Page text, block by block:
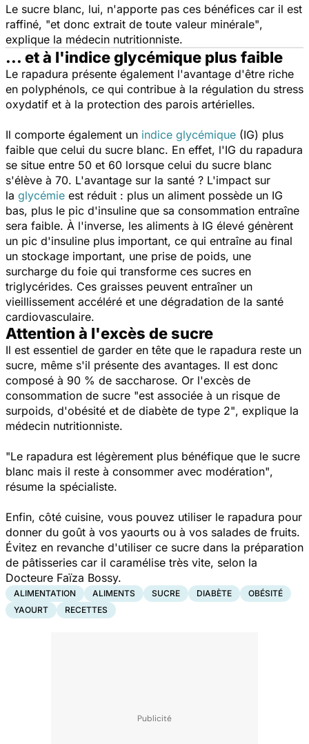
Le sucre blanc, lui, n'apporte pas ces bénéfices car il est
raffiné, "et donc extrait de toute valeur minérale",
explique la médecin nutritionniste.
... et à l'indice glycémique plus faible
Le rapadura présente également l'avantage d'être riche
en polyphénols, ce qui contribue à la régulation du stress
oxydatif et à la protection des parois artérielles.
Il comporte également un indice glycémique (IG) plus
faible que celui du sucre blanc. En effet, l'IG du rapadura
se situe entre 50 et 60 lorsque celui du sucre blanc
s'élève à 70. L'avantage sur la santé ? L'impact sur
la glycémie est réduit : plus un aliment possède un IG
bas, plus le pic d'insuline que sa consommation entraîne
sera faible. À l'inverse, les aliments à IG élevé génèrent
un pic d'insuline plus important, ce qui entraîne au final
un stockage important, une prise de poids, une
surcharge du foie qui transforme ces sucres en
triglycérides. Ces graisses peuvent entraîner un
vieillissement accéléré et une dégradation de la santé
cardiovasculaire.
Attention à l'excès de sucre
Il est essentiel de garder en tête que le rapadura reste un
sucre, même s'il présente des avantages. Il est donc
composé à 90 % de saccharose. Or l'excès de
consommation de sucre "est associée à un risque de
surpoids, d'obésité et de diabète de type 2", explique la
médecin nutritionniste.
"Le rapadura est légèrement plus bénéfique que le sucre
blanc mais il reste à consommer avec modération",
résume la spécialiste.
Enfin, côté cuisine, vous pouvez utiliser le rapadura pour
donner du goût à vos yaourts ou à vos salades de fruits.
Évitez en revanche d'utiliser ce sucre dans la préparation
de pâtisseries car il caramélise très vite, selon la
Docteure Faïza Bossy.
ALIMENTATION ALIMENTS SUCRE DIABÈTE
OBÉSITÉ
YAOURT
RECETTES